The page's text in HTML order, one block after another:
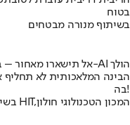
בטוח
בשיתוף מנורה מבטחים
אל תישארו מאחור – בואו לגלות לאן ה-AI הולך
הבינה המלאכותית לא
בה!
בשיתוף HIT,המכון הטכנולוגי חולון